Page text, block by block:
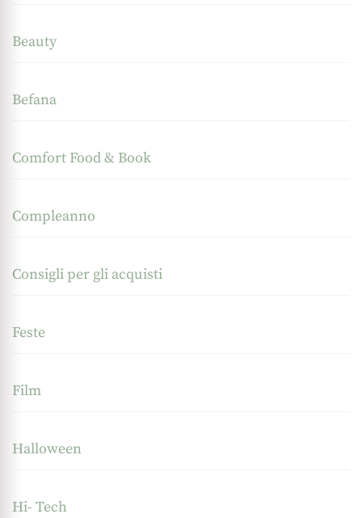
Beauty
Befana
Comfort Food & Book
Compleanno
Consigli per gli acquisti
Feste
Film
Halloween
Hi- Tech